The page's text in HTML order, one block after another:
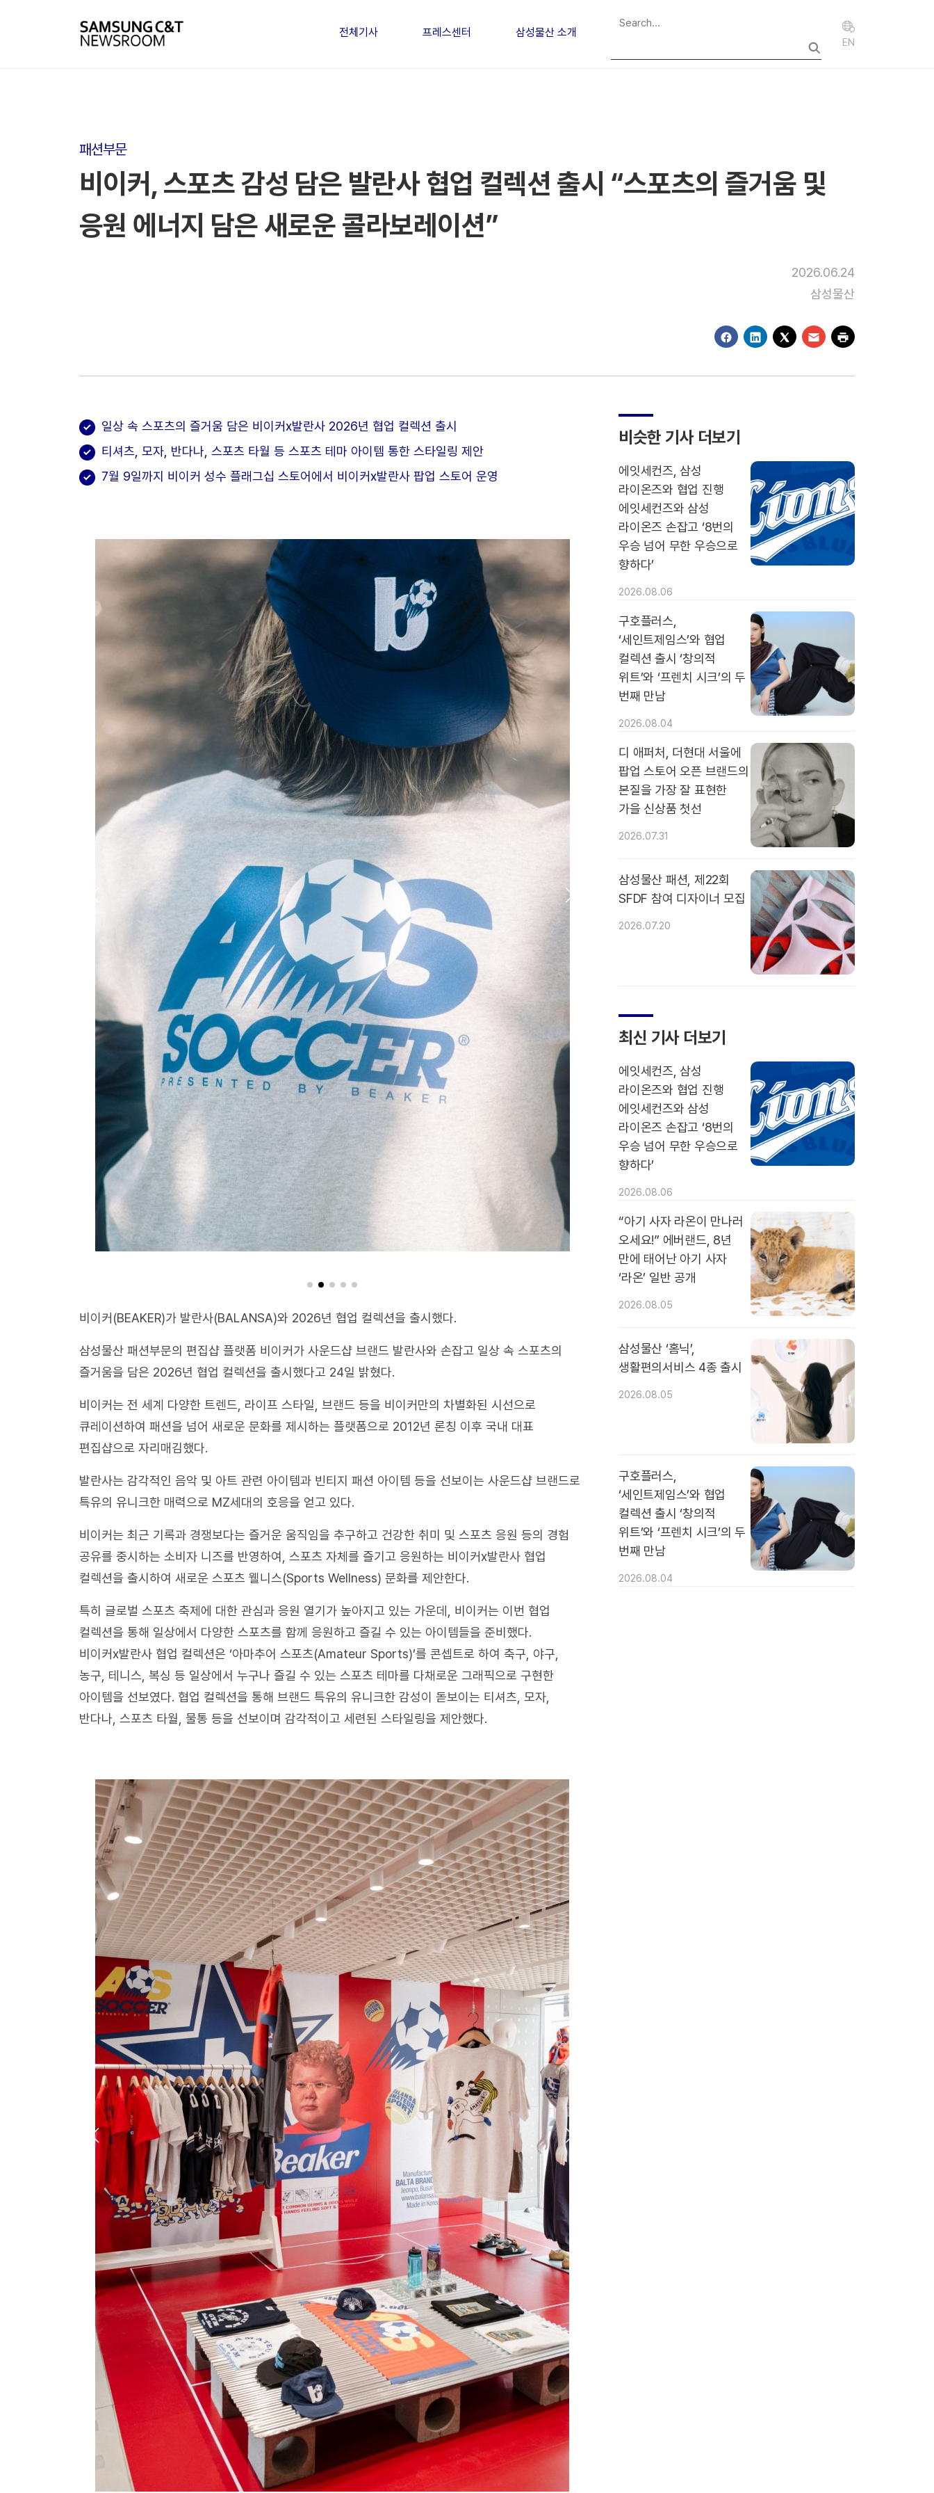
전체기사 프레스센터 삼성물산 소개
EN
패션부문
비이커, 스포츠 감성 담은 발란사 협업 컬렉션 출시 “스포츠의 즐거움 및
응원 에너지 담은 새로운 콜라보레이션”
2026.06.24
삼성물산
일상 속 스포츠의 즐거움 담은 비이커x발란사 2026년 협업 컬렉션 출시
티셔츠, 모자, 반다나, 스포츠 타월 등 스포츠 테마 아이템 통한 스타일링 제안
7월 9일까지 비이커 성수 플래그십 스토어에서 비이커x발란사 팝업 스토어 운영
비이커(BEAKER)가 발란사(BALANSA)와 2026년 협업 컬렉션을 출시했다.
삼성물산 패션부문의 편집샵 플랫폼 비이커가 사운드샵 브랜드 발란사와 손잡고 일상 속 스포츠의
즐거움을 담은 2026년 협업 컬렉션을 출시했다고 24일 밝혔다.
비이커는 전 세계 다양한 트렌드, 라이프 스타일, 브랜드 등을 비이커만의 차별화된 시선으로
큐레이션하여 패션을 넘어 새로운 문화를 제시하는 플랫폼으로 2012년 론칭 이후 국내 대표
편집샵으로 자리매김했다.
발란사는 감각적인 음악 및 아트 관련 아이템과 빈티지 패션 아이템 등을 선보이는 사운드샵 브랜드로
특유의 유니크한 매력으로 MZ세대의 호응을 얻고 있다.
비이커는 최근 기록과 경쟁보다는 즐거운 움직임을 추구하고 건강한 취미 및 스포츠 응원 등의 경험
공유를 중시하는 소비자 니즈를 반영하여, 스포츠 자체를 즐기고 응원하는 비이커x발란사 협업
컬렉션을 출시하여 새로운 스포츠 웰니스(Sports Wellness) 문화를 제안한다.
특히 글로벌 스포츠 축제에 대한 관심과 응원 열기가 높아지고 있는 가운데, 비이커는 이번 협업
컬렉션을 통해 일상에서 다양한 스포츠를 함께 응원하고 즐길 수 있는 아이템들을 준비했다.
비이커x발란사 협업 컬렉션은 ‘아마추어 스포츠(Amateur Sports)’를 콘셉트로 하여 축구, 야구,
농구, 테니스, 복싱 등 일상에서 누구나 즐길 수 있는 스포츠 테마를 다채로운 그래픽으로 구현한
아이템을 선보였다. 협업 컬렉션을 통해 브랜드 특유의 유니크한 감성이 돋보이는 티셔츠, 모자,
반다나, 스포츠 타월, 물통 등을 선보이며 감각적이고 세련된 스타일링을 제안했다.
비슷한 기사 더보기
에잇세컨즈, 삼성
라이온즈와 협업 진행
에잇세컨즈와 삼성
라이온즈 손잡고 ‘8번의
우승 넘어 무한 우승으로
향하다’
2026.08.06
구호플러스,
‘세인트제임스’와 협업
컬렉션 출시 ‘창의적
위트’와 ‘프렌치 시크’의 두
번째 만남
2026.08.04
디 애퍼처, 더현대 서울에
팝업 스토어 오픈 브랜드의
본질을 가장 잘 표현한
가을 신상품 첫선
2026.07.31
삼성물산 패션, 제22회
SFDF 참여 디자이너 모집
2026.07.20
최신 기사 더보기
에잇세컨즈, 삼성
라이온즈와 협업 진행
에잇세컨즈와 삼성
라이온즈 손잡고 ‘8번의
우승 넘어 무한 우승으로
향하다’
2026.08.06
“아기 사자 라온이 만나러
오세요!” 에버랜드, 8년
만에 태어난 아기 사자
‘라온’ 일반 공개
2026.08.05
삼성물산 ‘홈닉’,
생활편의서비스 4종 출시
2026.08.05
구호플러스,
‘세인트제임스’와 협업
컬렉션 출시 ‘창의적
위트’와 ‘프렌치 시크’의 두
번째 만남
2026.08.04